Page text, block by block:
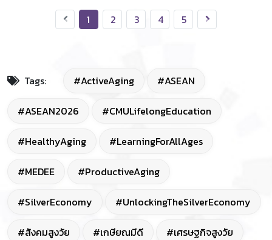
1 2 3 4 5
Tags: #ActiveAging #ASEAN
#ASEAN2026 #CMULifelongEducation
#HealthyAging #LearningForAllAges
#MEDEE #ProductiveAging
#SilverEconomy #UnlockingTheSilverEconomy
#สังคมสูงวัย #เกษียณมีดี #เศรษฐกิจสูงวัย